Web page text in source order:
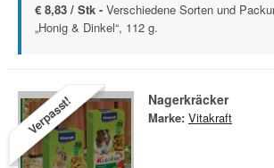
€ 8,83 / Stk - Verschiedene Sorten und
„Honig & Dinkel“, 112 g.
Verpasst! Nagerkräcker
Marke: Vitakraft